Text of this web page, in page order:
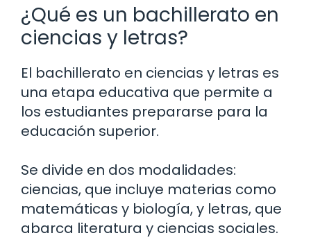
¿Qué es un bachillerato en
ciencias y letras?
El bachillerato en ciencias y letras es
una etapa educativa que permite a
los estudiantes prepararse para la
educación superior.
Se divide en dos modalidades:
ciencias, que incluye materias como
matemáticas y biología, y letras, que
abarca literatura y ciencias sociales.